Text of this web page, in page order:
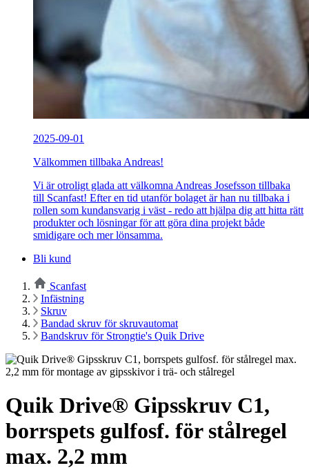
2025-09-01
Välkommen tillbaka Andreas!
Vi är otroligt glada att välkomna Andreas Josefsson tillbaka
till Scanfast! Efter en tid utanför bolaget är han nu tillbaka i
rollen som kundansvarig i väst - redo att hjälpa dig att hitta rätt
produkter och lösningar för att göra dina projekt både
smidigare och mer lönsamma.
Bli kund
Scanfast
Infästning
Skruv
Bandad skruv för skruvautomat
Bandskruv för Strongtie's Quik Drive
Quik Drive® Gipsskruv C1,
borrspets gulfosf. för stålregel
max. 2,2 mm